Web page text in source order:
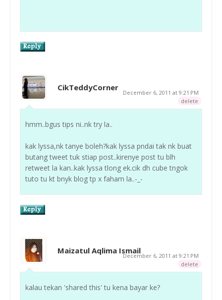
CikTeddyCorner
December 6, 2011 at 9:21 PM
delete
hmm..bgus tips ni..nk try la..
kak lyssa,nk tanye boleh?kak lyssa pndai tak nk buat
butang tweet tuk stiap post..kirenye post tu blh
retweet la kan..kak lyssa tlong ek.cik dh cube tngok
tuto tu kt bnyk blog tp x faham la..-_-
Maizatul Aqlima Ismail
December 6, 2011 at 9:21 PM
delete
kalau tekan 'shared this' tu kena bayar ke?